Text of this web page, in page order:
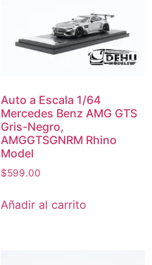
Auto a Escala 1/64
Mercedes Benz AMG GTS
Gris-Negro,
AMGGTSGNRM Rhino
Model
$599.00
Añadir al carrito